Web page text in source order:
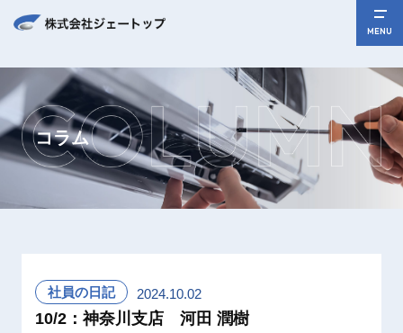
MENU
コラム
社員の日記 2024.10.02
10/2：神奈川支店 河田 潤樹